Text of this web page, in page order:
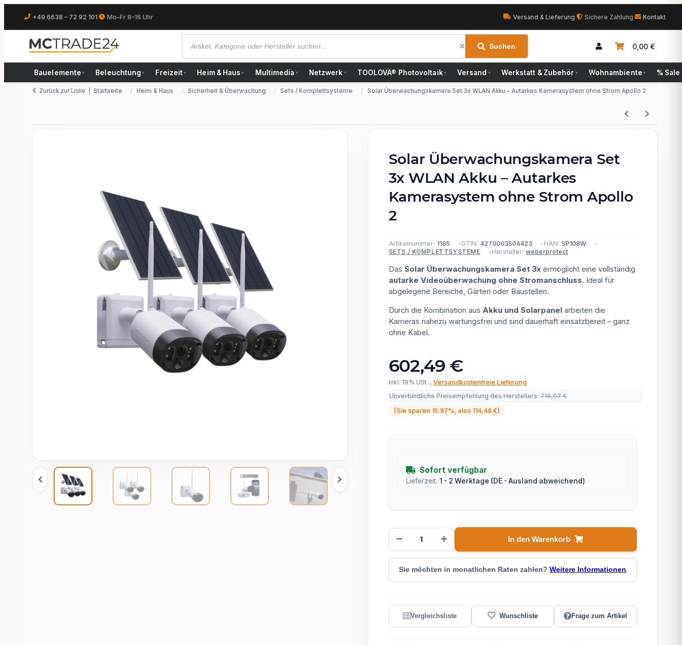
+49 6638 – 72 92 101 Mo–Fr 8–16 Uhr Versand & Lieferung Sichere Zahlung Kontakt
Suchen 0,00 €
Bauelemente ▾ Beleuchtung ▾ Freizeit ▾ Heim & Haus ▾ Multimedia ▾ Netzwerk ▾ TOOLOVA® Photovoltaik ▾ Versand ▾ Werkstatt & Zubehör ▾ Wohnambiente ▾ % Sale
Zurück zur Liste Startseite Heim & Haus Sicherheit & Überwachung Sets / Komplettsysteme Solar Überwachungskamera Set 3x WLAN Akku – Autarkes Kamerasystem ohne Strom Apollo 2
Solar Überwachungskamera Set
3x WLAN Akku – Autarkes
Kamerasystem ohne Strom Apollo
2
Artikelnummer: 1185 GTIN: 4270003504423 HAN: SP108W
SETS / KOMPLETTSYSTEME Hersteller: weberprotect
Das Solar Überwachungskamera Set 3xermöglicht eine vollständig
autarke Videoüberwachung ohne Stromanschluss. Ideal für
abgelegene Bereiche, Gärten oder Baustellen.
Durch die Kombination aus Akku und Solarpanelarbeiten die
Kameras nahezu wartungsfrei und sind dauerhaft einsatzbereit – ganz
ohne Kabel.
602,49 €
inkl. 19% USt. , Versandkostenfreie Lieferung
Unverbindliche Preisempfehlung des Herstellers:716,97 €
(Sie sparen 15.97% , also 114,48 €)
Sofort verfügbar
Lieferzeit: 1 - 2 Werktage (DE - Ausland abweichend)
In den Warenkorb
Sie möchten in monatlichen Raten zahlen?Weitere Informationen
Frage zum Artikel